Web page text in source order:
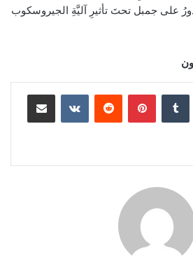
على جمبل تحتَ تأثيرِ آليَّةِ الجيروسكوب
بينتيريست مشاركة عبر البريد